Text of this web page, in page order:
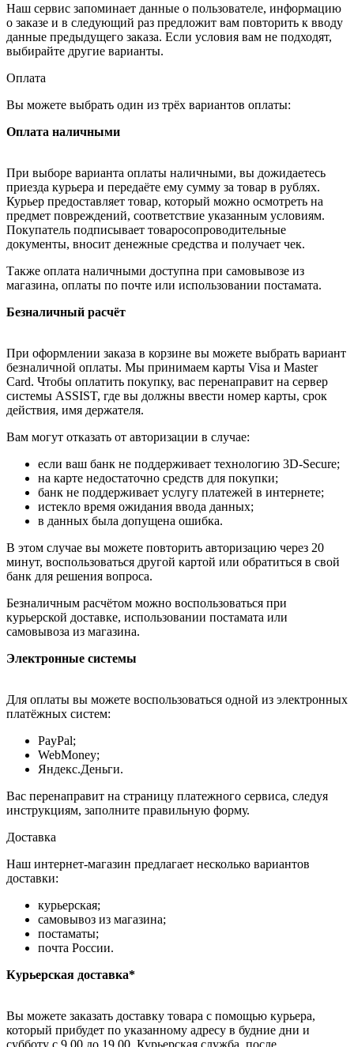
Наш сервис запоминает данные о пользователе, информацию
о заказе и в следующий раз предложит вам повторить к вводу
данные предыдущего заказа. Если условия вам не подходят,
выбирайте другие варианты.
Оплата
Вы можете выбрать один из трёх вариантов оплаты:
Оплата наличными
При выборе варианта оплаты наличными, вы дожидаетесь
приезда курьера и передаёте ему сумму за товар в рублях.
Курьер предоставляет товар, который можно осмотреть на
предмет повреждений, соответствие указанным условиям.
Покупатель подписывает товаросопроводительные
документы, вносит денежные средства и получает чек.
Также оплата наличными доступна при самовывозе из
магазина, оплаты по почте или использовании постамата.
Безналичный расчёт
При оформлении заказа в корзине вы можете выбрать вариант
безналичной оплаты. Мы принимаем карты Visa и Master
Card. Чтобы оплатить покупку, вас перенаправит на сервер
системы ASSIST, где вы должны ввести номер карты, срок
действия, имя держателя.
Вам могут отказать от авторизации в случае:
если ваш банк не поддерживает технологию 3D-Secure;
на карте недостаточно средств для покупки;
банк не поддерживает услугу платежей в интернете;
истекло время ожидания ввода данных;
в данных была допущена ошибка.
В этом случае вы можете повторить авторизацию через 20
минут, воспользоваться другой картой или обратиться в свой
банк для решения вопроса.
Безналичным расчётом можно воспользоваться при
курьерской доставке, использовании постамата или
самовывоза из магазина.
Электронные системы
Для оплаты вы можете воспользоваться одной из электронных
платёжных систем:
PayPal;
WebMoney;
Яндекс.Деньги.
Вас перенаправит на страницу платежного сервиса, следуя
инструкциям, заполните правильную форму.
Доставка
Наш интернет-магазин предлагает несколько вариантов
доставки:
курьерская;
самовывоз из магазина;
постаматы;
почта России.
Курьерская доставка*
Вы можете заказать доставку товара с помощью курьера,
который прибудет по указанному адресу в будние дни и
субботу с 9.00 до 19.00. Курьерская служба, после